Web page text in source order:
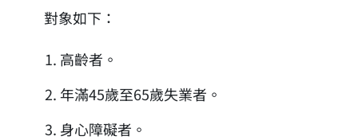
對象如下：
高齡者。
年滿45歲至65歲失業者。
身心障礙者。